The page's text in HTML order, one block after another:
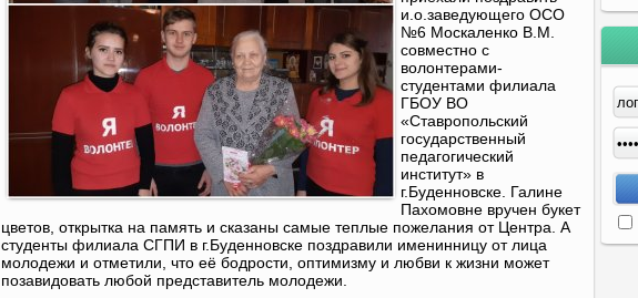
и.о.заведующего ОСО
№6 Москаленко В.М.
совместно с
волонтерами-
студентами филиала
ГБОУ ВО
«Ставропольский
государственный
педагогический
институт» в
г.Буденновске. Галине
Пахомовне вручен букет
цветов, открытка на память и сказаны самые теплые пожелания от Центра. А
студенты филиала СГПИ в г.Буденновске поздравили именинницу от лица
молодежи и отметили, что её бодрости, оптимизму и любви к жизни может
позавидовать любой представитель молодежи.